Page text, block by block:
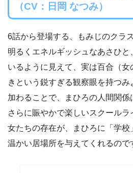
（CV：日岡 なつみ）
6話から登場する、もみじのクラ
明るくエネルギッシュなあさひ
いるように見えて、実は百合（
きという鋭すぎる観察眼を持つ
加わることで、まひろの人間関
さらに賑やかで楽しいスクール
女たちの存在が、まひろに「学校
温かい居場所を与えてくれるので